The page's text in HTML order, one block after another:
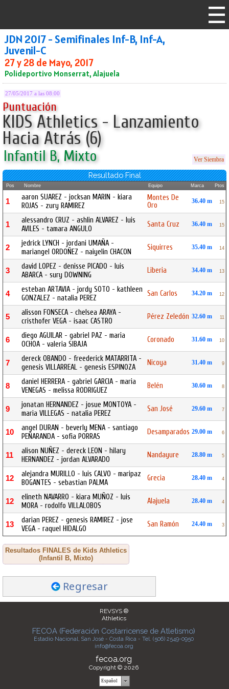
JDN 2017 - Semifinales Inf-B, Inf-A,
Juvenil-C
27 y 28 de Mayo, 2017
Polideportivo Monserrat, Alajuela
27/05/2017 a las 08:00
Puntuación
KIDS Athletics - Lanzamiento
Hacia Atrás (6)
Infantil B, Mixto Ver Siembra
Resultado Final
Pos Nombre Equipo Marca Ptos
1
aaron SUAREZ - jocksan MARIN - kiara
ROJAS - zury RAMIREZ
Montes De
Oro
36.40 m 15
1
alessandro CRUZ - ashlin ALVAREZ - luis
AVILES - tamara ANGULO
Santa Cruz 36.40 m 15
2
jedrick LYNCH - jordani UMAÑA -
mariangel ORDOÑEZ - naiyelin CHACON
Siquirres 35.40 m 14
3
david LOPEZ - denisse PICADO - luis
ABARCA - sury DOWNING
Liberia 34.40 m 13
4
esteban ARTAVIA - jordy SOTO - kathleen
GONZALEZ - natalia PEREZ
San Carlos 34.20 m 12
5
alisson FONSECA - chelsea ARAYA -
cristhofer VEGA - isaac CASTRO
Pérez Zeledón 32.60 m 11
6
diego AGUILAR - gabriel PAZ - maria
OCHOA - valeria SIBAJA
Coronado 31.60 m 10
7
dereck OBANDO - freederick MATARRITA -
genesis VILLARREAL - genesis ESPINOZA
Nicoya 31.40 m 9
8
daniel HERRERA - gabriel GARCIA - maria
VENEGAS - melissa RODRIGUEZ
Belén 30.60 m 8
9
jonatan HERNANDEZ - josue MONTOYA -
maria VILLEGAS - natalia PEREZ
San José 29.60 m 7
10
angel DURAN - beverly MENA - santiago
PEÑARANDA - sofia PORRAS
Desamparados 29.00 m 6
11
alison NUÑEZ - dereck LEON - hilary
HERNANDEZ - jordan ALVARADO
Nandayure 28.80 m 5
12
alejandra MURILLO - luis CALVO - maripaz
BOGANTES - sebastian PALMA
Grecia 28.40 m 4
12
elineth NAVARRO - kiara MUÑOZ - luis
MORA - rodolfo VILLALOBOS
Alajuela 28.40 m 4
13
darian PEREZ - genesis RAMIREZ - jose
VEGA - raquel HIDALGO
San Ramón 24.40 m 3
Resultados FINALES de Kids Athletics
(Infantil B, Mixto)
Regresar
REVSYS ®
Athletics
FECOA (Federación Costarricense de Atletismo)
Estadio Nacional, San José - Costa Rica - Tel. (506) 2549-0950
info@fecoa.org
fecoa.org
Copyright © 2026